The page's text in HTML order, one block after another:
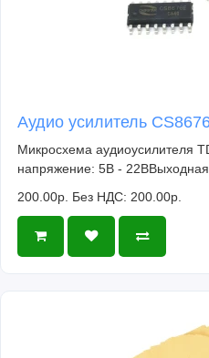
Аудио усилитель
Микросхема аудиоусилителя
напряжение: 5В - 22ВВыходная
200.00р. Без НДС: 200.00р.